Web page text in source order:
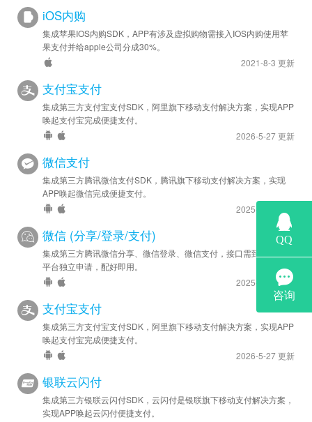
iOS内购
集成苹果IOS内购SDK，APP有涉及虚拟购物需接入IOS内购使用苹
果支付并给apple公司分成30%。
2021-8-3 更新
支付宝支付
集成第三方支付宝支付SDK，阿里旗下移动支付解决方案，实现APP
唤起支付宝完成便捷支付。
2026-5-27 更新
微信支付
集成第三方腾讯微信支付SDK，腾讯旗下移动支付解决方案，实现
APP唤起微信完成便捷支付。
2025-8-14 更新
微信 (分享/登录/支付)
集成第三方腾讯微信分享、微信登录、微信支付，接口需到微信开放
平台独立申请，配好即用。
2025-8-14 更新
支付宝支付
集成第三方支付宝支付SDK，阿里旗下移动支付解决方案，实现APP
唤起支付宝完成便捷支付。
2026-5-27 更新
银联云闪付
集成第三方银联云闪付SDK，云闪付是银联旗下移动支付解决方案，
实现APP唤起云闪付便捷支付。